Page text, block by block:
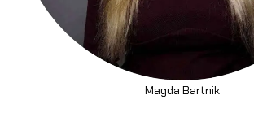
Magda Bartnik